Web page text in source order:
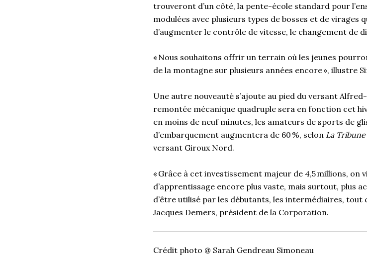
trouveront d’un côté, la pente-école standard pour
modulées avec plusieurs types de bosses et de
d’augmenter le contrôle de vitesse, le changement de
« Nous souhaitons offrir un terrain où les jeunes
de la montagne sur plusieurs années encore », illustre
Une autre nouveauté s’ajoute au pied du versant
remontée mécanique quadruple sera en fonction cet
en moins de neuf minutes, les amateurs de sports de
d’embarquement augmentera de 60 %, selon La Tribune
versant Giroux Nord.
« Grâce à cet investissement majeur de 4,5 millions,
d’apprentissage encore plus vaste, mais surtout, plus
d’être utilisé par les débutants, les intermédiaires, tout
Jacques Demers, président de la Corporation.
Crédit photo @ Sarah Gendreau Simoneau